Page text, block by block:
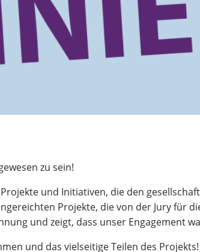
zu sein!
und Initiativen, die den
Projekte, die von der Jury für
und zeigt, dass unser Engagement
und das vielseitige Teilen des